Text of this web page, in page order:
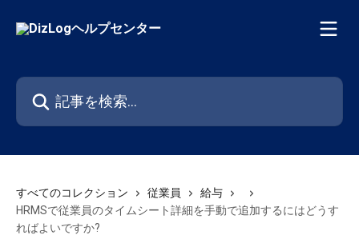
記事を検索...
すべてのコレクション 従業員
給与
HRMSで従業員のタイムシート詳細を手動で追加するにはどうす
ればよいですか?